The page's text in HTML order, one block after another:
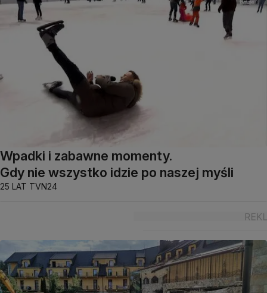
Wpadki i zabawne momenty.
Gdy nie wszystko idzie po naszej myśli
25 LAT TVN24